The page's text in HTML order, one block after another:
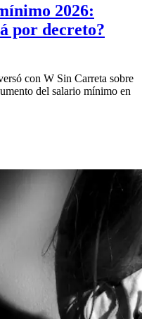
2026:
por decreto?
con W Sin Carreta sobre
del salario mínimo en